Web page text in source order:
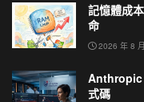
記憶體成
命
2026 年 8
Anthropic
式碼